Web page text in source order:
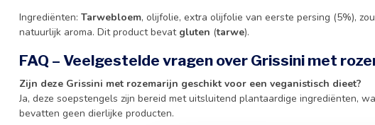
Ingrediënten: Tarwebloem, olijfolie, extra olijfolie van eerste persing (5%),
natuurlijk aroma. Dit product bevat gluten (tarwe).
FAQ – Veelgestelde vragen over Grissini met
Zijn deze Grissini met rozemarijn geschikt voor een veganistisch dieet?
Ja, deze soepstengels zijn bereid met uitsluitend plantaardige ingrediënten,
bevatten geen dierlijke producten.